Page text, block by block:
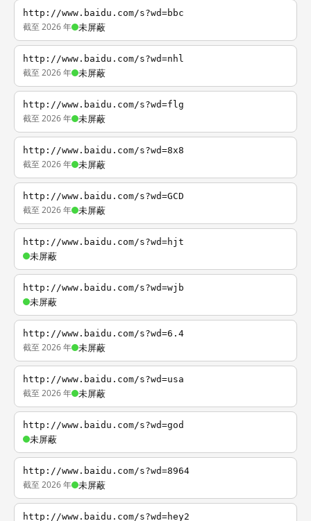
http://www.baidu.com/s?wd=bbc
截至 2026 年 未屏蔽
http://www.baidu.com/s?wd=nhl
截至 2026 年 未屏蔽
http://www.baidu.com/s?wd=flg
截至 2026 年 未屏蔽
http://www.baidu.com/s?wd=8x8
截至 2026 年 未屏蔽
http://www.baidu.com/s?wd=GCD
截至 2026 年 未屏蔽
http://www.baidu.com/s?wd=hjt
未屏蔽
http://www.baidu.com/s?wd=wjb
未屏蔽
http://www.baidu.com/s?wd=6.4
截至 2026 年 未屏蔽
http://www.baidu.com/s?wd=usa
截至 2026 年 未屏蔽
http://www.baidu.com/s?wd=god
未屏蔽
http://www.baidu.com/s?wd=8964
截至 2026 年 未屏蔽
http://www.baidu.com/s?wd=hey2